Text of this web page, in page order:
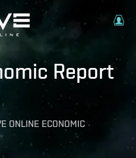
Report
ONLINE ECONOMIC